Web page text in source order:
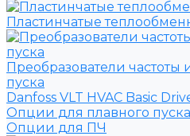
Пластинчатые
Преобразователи частоты
пуска
Danfoss VLT HVAC Basic
Опции для плавного пуска
Опции для ПЧ